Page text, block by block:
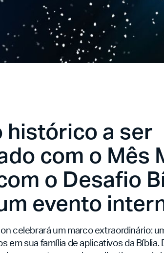
histórico a ser
com o Mês
o Desafio
evento
celebrará um marco extraordinário:
em sua família de aplicativos da Bíblia.